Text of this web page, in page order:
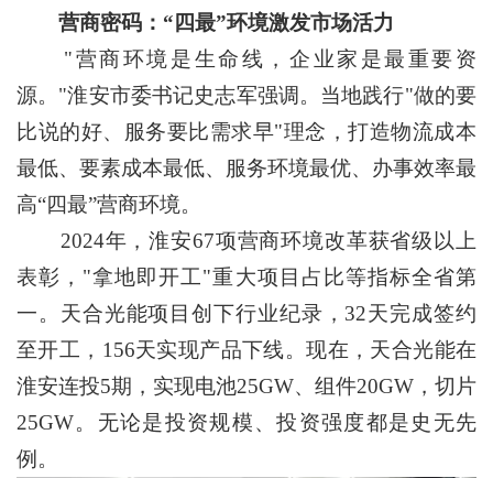
营商密码：“四最”环境激发市场活力
"营商环境是生命线，企业家是最重要资
源。"淮安市委书记史志军强调。当地践行"做的要
比说的好、服务要比需求早"理念，打造物流成本
最低、要素成本最低、服务环境最优、办事效率最
高“四最”营商环境。
2024年，淮安67项营商环境改革获省级以上
表彰，"拿地即开工"重大项目占比等指标全省第
一。天合光能项目创下行业纪录，32天完成签约
至开工，156天实现产品下线。现在，天合光能在
淮安连投5期，实现电池25GW、组件20GW，切片
25GW。无论是投资规模、投资强度都是史无先
例。